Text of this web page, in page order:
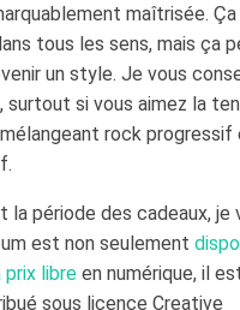
maîtrisée.
tous les sens, mais ça
un style. Je vous
surtout si vous aimez la
rock progressif
la période des cadeaux, je
est non seulement
prix libreen numérique, il
sous licence Creative